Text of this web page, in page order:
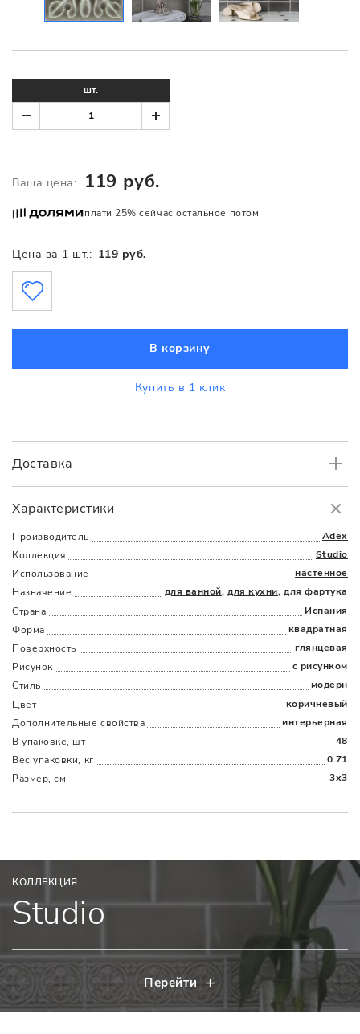
Характеристики
Производитель
Adex
Коллекция
Studio
Использование
настенное
Назначение
для ванной,для кухни, для фартука
Страна
Испания
Форма
квадратная
Поверхность
глянцевая
Рисунок
с рисунком
Стиль
модерн
Цвет
коричневый
Дополнительные cвойства
интерьерная
В упаковке, шт
48
Вес упаковки, кг
0.71
Размер, см
3x3
Доставка
Доставка
НаличымиКартойПо счетуДолями
Цена за 1 шт.: 119 руб.
шт.
Ваша цена: 119 руб.
плати 25% сейчас остальное потом
В корзину
Купить в 1 клик
КОЛЛЕКЦИЯ
Studio
Перейти